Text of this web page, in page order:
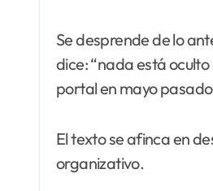
Se desprende de lo
dice: “nada está
portal en mayo
El texto se afinca en
organizativo.